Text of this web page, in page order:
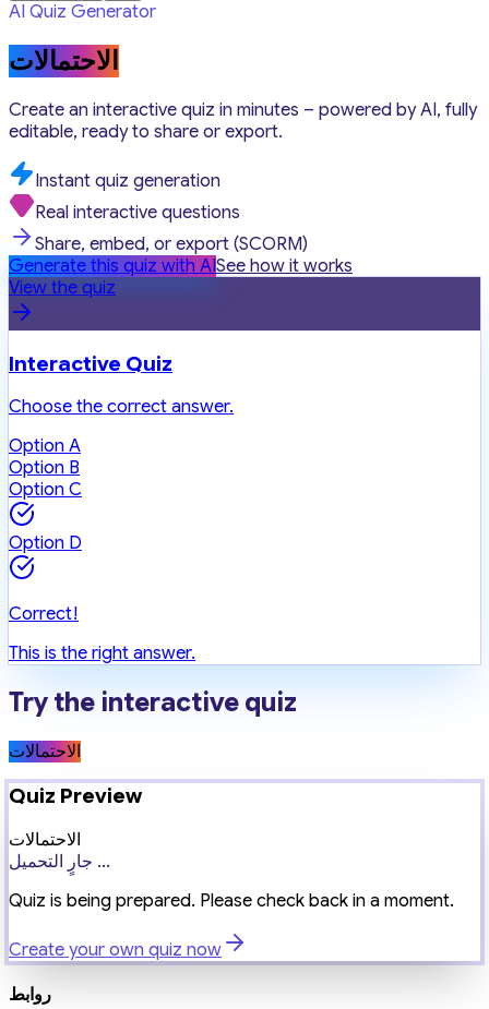
AI Quiz Generator
الاحتمالات
Create an interactive quiz in minutes – powered by AI, fully
editable, ready to share or export.
Instant quiz generation
Real interactive questions
Share, embed, or export (SCORM)
Generate this quiz with AISee how it works
View the quiz
Interactive Quiz
Choose the correct answer.
Option A
Option B
Option C
Option D
Correct!
This is the right answer.
Try the interactive quiz
الاحتمالات
Quiz Preview
الاحتمالات
جارٍ التحميل ...
Quiz is being prepared. Please check back in a moment.
Create your own quiz now
روابط